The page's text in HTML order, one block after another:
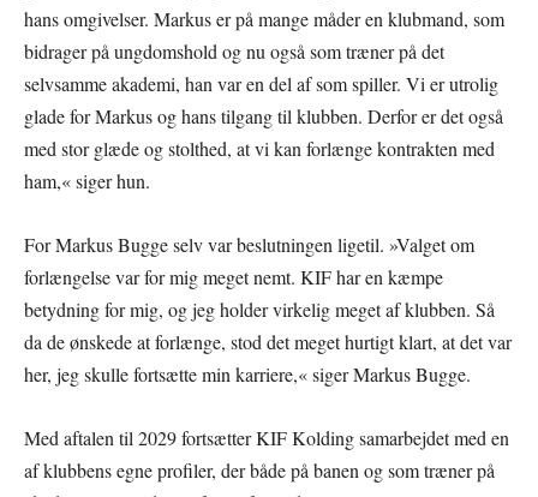
hans omgivelser. Markus er på mange måder en klubmand, som
bidrager på ungdomshold og nu også som træner på det
selvsamme akademi, han var en del af som spiller. Vi er utrolig
glade for Markus og hans tilgang til klubben. Derfor er det også
med stor glæde og stolthed, at vi kan forlænge kontrakten med
ham,« siger hun.
For Markus Bugge selv var beslutningen ligetil. »Valget om
forlængelse var for mig meget nemt. KIF har en kæmpe
betydning for mig, og jeg holder virkelig meget af klubben. Så
da de ønskede at forlænge, stod det meget hurtigt klart, at det var
her, jeg skulle fortsætte min karriere,« siger Markus Bugge.
Med aftalen til 2029 fortsætter KIF Kolding samarbejdet med en
af klubbens egne profiler, der både på banen og som træner på